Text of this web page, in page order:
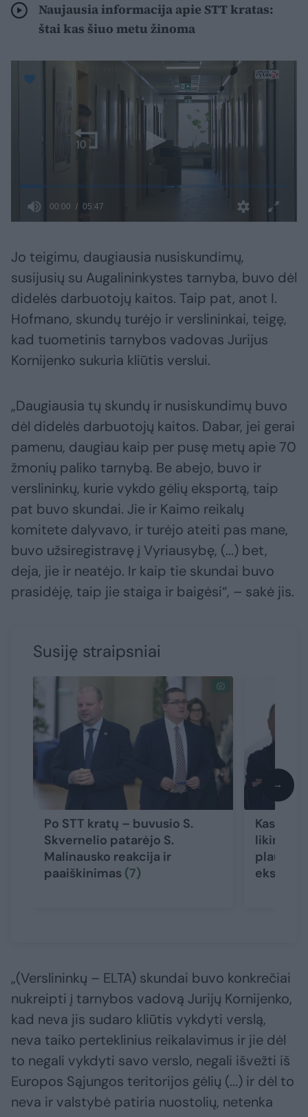
Naujausia informacija apie STT kratas:
štai kas šiuo metu žinoma
Jo teigimu, daugiausia nusiskundimų,
susijusių su Augalininkystes tarnyba, buvo dėl
didelės darbuotojų kaitos. Taip pat, anot I.
Hofmano, skundų turėjo ir verslininkai, teigę,
kad tuometinis tarnybos vadovas Jurijus
Kornijenko sukuria kliūtis verslui.
„Daugiausia tų skundų ir nusiskundimų buvo
dėl didelės darbuotojų kaitos. Dabar, jei gerai
pamenu, daugiau kaip per pusę metų apie 70
žmonių paliko tarnybą. Be abejo, buvo ir
verslininkų, kurie vykdo gėlių eksportą, taip
pat buvo skundai. Jie ir Kaimo reikalų
komitete dalyvavo, ir turėjo ateiti pas mane,
buvo užsiregistravę į Vyriausybę, (...) bet,
deja, jie ir neatėjo. Ir kaip tie skundai buvo
prasidėję, taip jie staiga ir baigėsi“, – sakė jis.
Susiję straipsniai
Po STT kratų – buvusio S.
Skvernelio patarėjo S.
Malinausko reakcija ir
paaiškinimas (7)
Kas
likimas
plauko:
→
„(Verslininkų – ELTA) skundai buvo konkrečiai
nukreipti į tarnybos vadovą Jurijų Kornijenko,
kad neva jis sudaro kliūtis vykdyti verslą,
neva taiko perteklinius reikalavimus ir jie dėl
to negali vykdyti savo verslo, negali išvežti iš
Europos Sąjungos teritorijos gėlių (...) ir dėl to
neva ir valstybė patiria nuostolių, netenka